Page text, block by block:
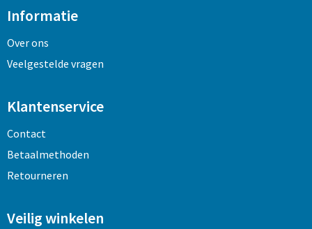
Informatie
Over ons
Veelgestelde vragen
Klantenservice
Contact
Betaalmethoden
Retourneren
Veilig winkelen